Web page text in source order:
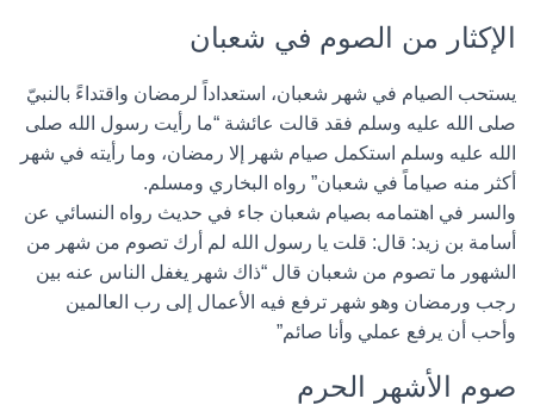
الإكثار من الصوم في شعبان
يستحب الصيام في شهر شعبان، استعداداً لرمضان واقتداءً بالنبيّ
صلى الله عليه وسلم فقد قالت عائشة “ما رأيت رسول الله صلى
الله عليه وسلم استكمل صيام شهر إلا رمضان، وما رأيته في شهر
أكثر منه صياماً في شعبان” رواه البخاري ومسلم.
والسر في اهتمامه بصيام شعبان جاء في حديث رواه النسائي عن
أسامة بن زيد: قال: قلت يا رسول الله لم أرك تصوم من شهر من
الشهور ما تصوم من شعبان قال “ذاك شهر يغفل الناس عنه بين
رجب ورمضان وهو شهر ترفع فيه الأعمال إلى رب العالمين
وأحب أن يرفع عملي وأنا صائم”
صوم الأشهر الحرم